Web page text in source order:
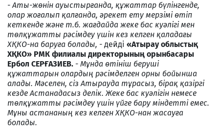
- Аты-жөнін ауыстырғанда, құжаттар бүлінгенде,
олар жоғалып қалғанда, әрекет ету мерзімі өтіп
кеткенде және т.б. жағдайда жеке бас куәлігі мен
төлқұжатты рәсімдеу үшін кез келген қаладағы
ХҚКО-на баруға болады, - дейді «Атырау облыстық
ХҚКО» РМК филиалы директорының орынбасары
Ербол СЕРҒАЗИЕВ. - Мұнда өтініш беруші
құжаттарын олардың рәсімделген орны бойынша
алады. Мәселен, сіз Атырауда тұрасыз, бірақ қазіргі
кезде Астанадасыз делік. Жеке бас куәлігін немесе
төлқұжатты рәсімдеу үшін үйге бару міндетті емес.
Мұны астананың кез келген ХҚКО-нан жасауға
болады.